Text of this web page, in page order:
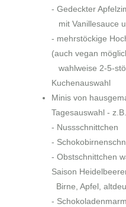
- Gedeckter
mit Vanillesauce
- mehrstöckige
(auch vegan
wahlweise 2-5-
Kuchenauswahl
Minis von
Tagesauswahl -
- Nussschnittchen
-
- Obstschnittchen
Saison
Birne, Apfel,
-